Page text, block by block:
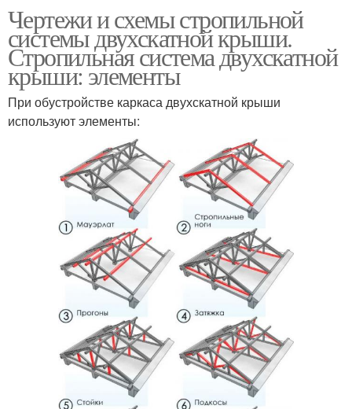
Чертежи и схемы стропильной
системы двухскатной крыши.
Стропильная система двухскатной
крыши: элементы
При обустройстве каркаса двухскатной крыши
используют элементы: